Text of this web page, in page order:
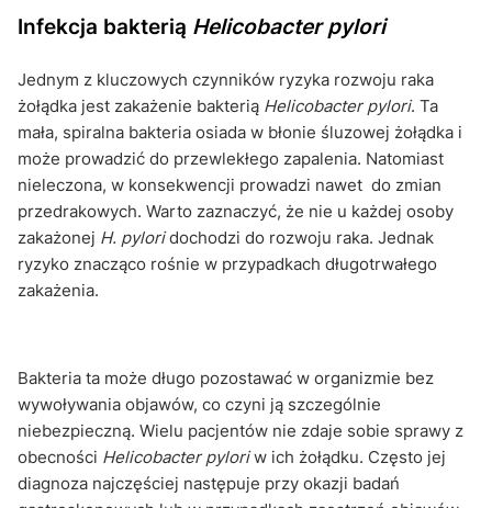
Infekcja bakterią Helicobacter pylori
Jednym z kluczowych czynników ryzyka rozwoju raka
żołądka jest zakażenie bakterią Helicobacter pylori. Ta
mała, spiralna bakteria osiada w błonie śluzowej żołądka i
może prowadzić do przewlekłego zapalenia. Natomiast
nieleczona, w konsekwencji prowadzi nawet do zmian
przedrakowych. Warto zaznaczyć, że nie u każdej osoby
zakażonej H. pyloridochodzi do rozwoju raka. Jednak
ryzyko znacząco rośnie w przypadkach długotrwałego
zakażenia.
Bakteria ta może długo pozostawać w organizmie bez
wywoływania objawów, co czyni ją szczególnie
niebezpieczną. Wielu pacjentów nie zdaje sobie sprawy z
obecności Helicobacter pyloriw ich żołądku. Często jej
diagnoza najczęściej następuje przy okazji badań